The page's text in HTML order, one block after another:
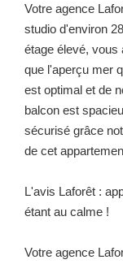
Votre agence
studio d'environ
étage élevé, vous
que l'aperçu mer
est optimal et de
balcon est
sécurisé grâce
de cet
L'avis Laforêt :
étant au calme !
Votre agence